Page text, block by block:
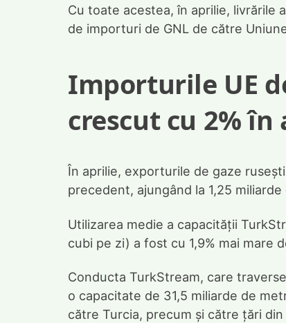
Cu toate acestea, în aprilie, livrările
de importuri de GNL de către
Importurile UE
crescut cu 2%
În aprilie, exporturile de gaze
precedent, ajungând la 1,25
Utilizarea medie a capacității
cubi pe zi) a fost cu 1,9% mai mare
Conducta TurkStream, care
o capacitate de 31,5 miliarde de
către Turcia, precum și către țări